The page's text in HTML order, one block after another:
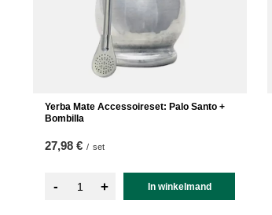
Yerba Mate Accessoireset: Palo Santo +
Bombilla
27,98 € / set
- + In winkelmand